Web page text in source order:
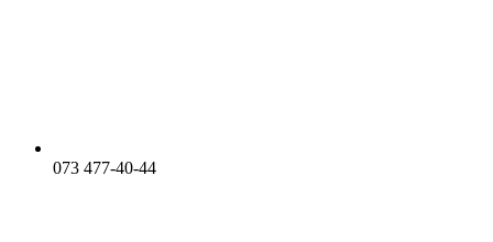
073 477-40-44